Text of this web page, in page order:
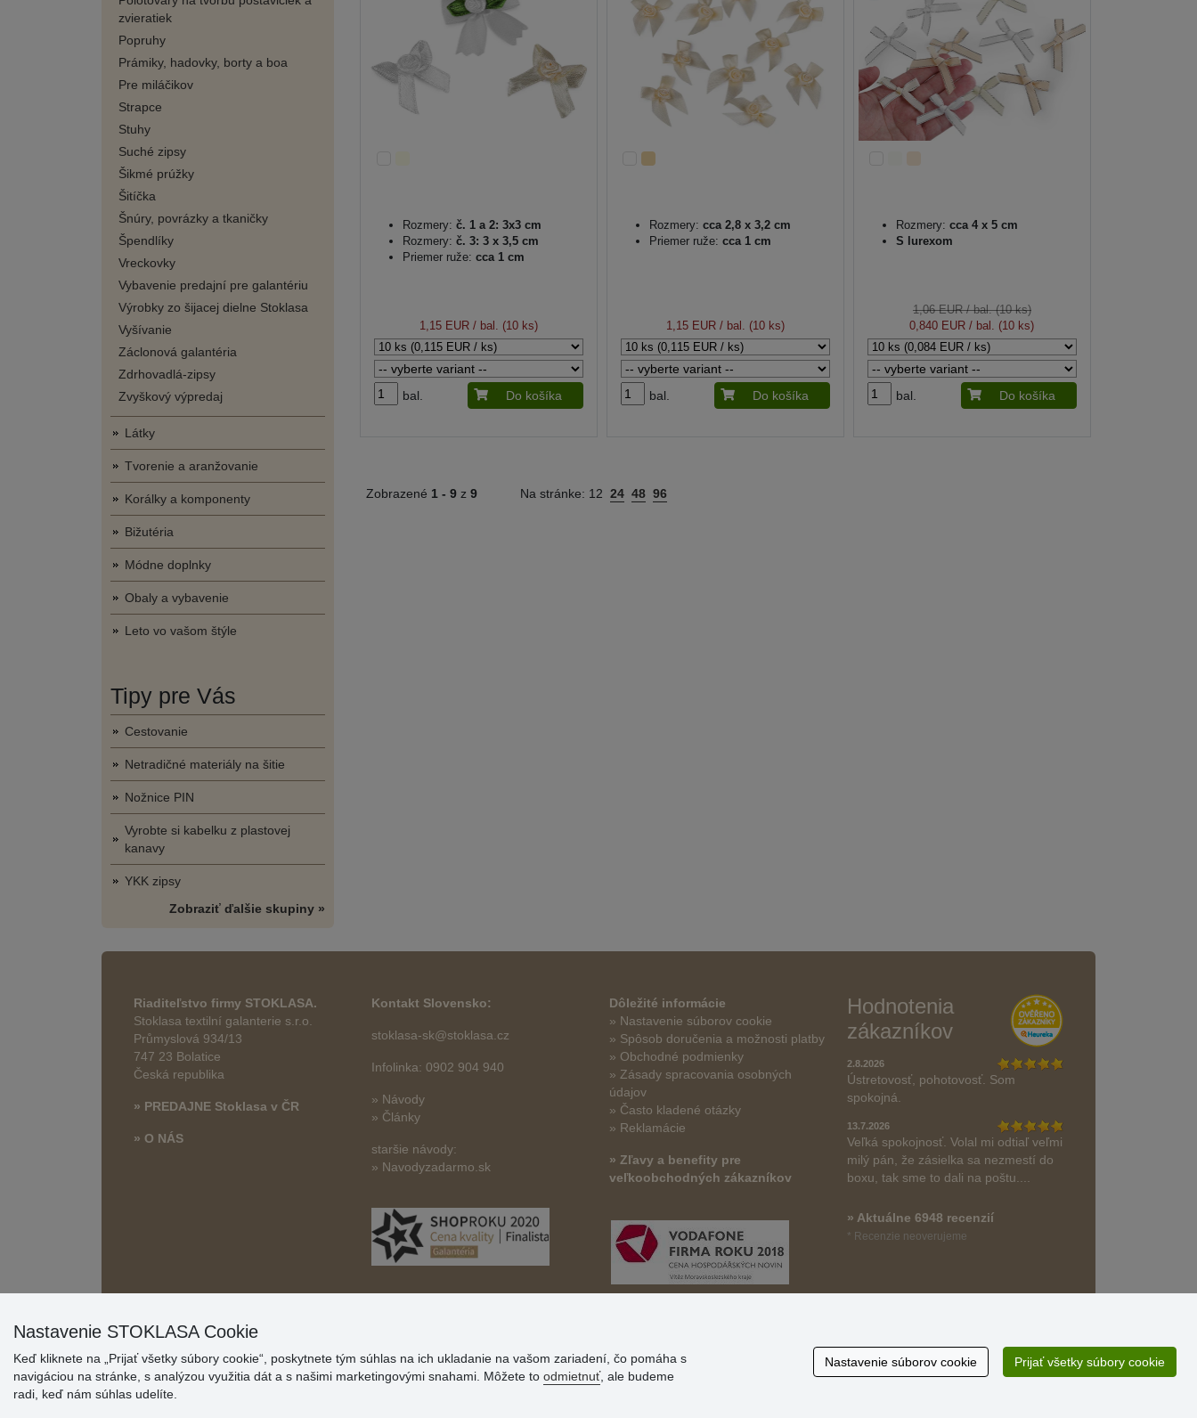
zvieratiek
Popruhy
Prámiky, hadovky, borty a boa
Pre miláčikov
Strapce
Stuhy
Suché zipsy
Šikmé prúžky
Šitíčka
Šnúry, povrázky a tkaničky
Špendlíky
Vreckovky
Vybavenie predajní pre galantériu
Výrobky zo šijacej dielne Stoklasa
Vyšívanie
Záclonová galantéria
Zdrhovadlá-zipsy
Zvyškový výpredaj
Látky
Tvorenie a aranžovanie
Korálky a komponenty
Bižutéria
Módne doplnky
Obaly a vybavenie
Leto vo vašom štýle
Tipy pre Vás
Cestovanie
Netradičné materiály na šitie
Nožnice PIN
Vyrobte si kabelku z plastovej
kanavy
YKK zipsy
Zobraziť ďalšie skupiny »
Rozmery: č. 1 a 2: 3x3 cm
Rozmery: č. 3: 3 x 3,5 cm
Priemer ruže: cca 1 cm
1,15 EUR/ bal. (10 ks)
bal. Do košíka
Rozmery: cca 2,8 x 3,2 cm
Priemer ruže: cca 1 cm
1,15 EUR/ bal. (10 ks)
bal. Do košíka
Rozmery: cca 4 x 5 cm
S lurexom
1,06 EUR/ bal. (10 ks)
0,840 EUR / bal. (10 ks)
bal. Do košíka
Zobrazené 1 - 9 z 9 Na stránke: 12 24 48 96
Riaditeľstvo firmy STOKLASA.
Stoklasa textilní galanterie s.r.o.
Průmyslová 934/13
747 23 Bolatice
Česká republika
» PREDAJNE Stoklasa v ČR
» O NÁS
Kontakt Slovensko:
stoklasa-sk@stoklasa.cz
Infolinka: 0902 904 940
» Návody
» Články
staršie návody:
» Navodyzadarmo.sk
Dôležité informácie
» Nastavenie súborov cookie
» Spôsob doručenia a možnosti platby
» Obchodné podmienky
» Zásady spracovania osobných
údajov
» Často kladené otázky
» Reklamácie
» Zľavy a benefity pre
veľkoobchodných zákazníkov
Hodnotenia
zákazníkov
2.8.2026
Ústretovosť, pohotovosť. Som
spokojná.
13.7.2026
Veľká spokojnosť. Volal mi odtiaľ veľmi
milý pán, že zásielka sa nezmestí do
boxu, tak sme to dali na poštu....
» Aktuálne 6948 recenzií
* Recenzie neoverujeme
Nastavenie STOKLASA Cookie
Keď kliknete na „Prijať všetky súbory cookie“, poskytnete tým súhlas na ich ukladanie na vašom zariadení, čo pomáha s
navigáciou na stránke, s analýzou využitia dát a s našimi marketingovými snahami. Môžete to odmietnuť, ale budeme
radi, keď nám súhlas udelíte.
Nastavenie súborov cookie Prijať všetky súbory cookie